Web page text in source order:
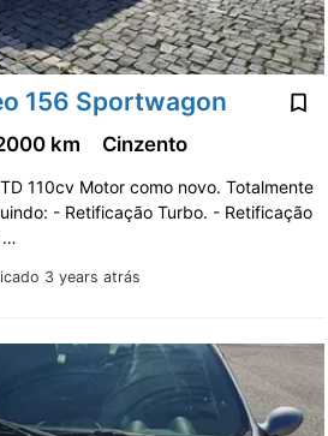
156 Sportwagon
3 years atrás
km Cinzento
110cv Motor como novo. Totalmente
- Retificação Turbo. - Retificação
…